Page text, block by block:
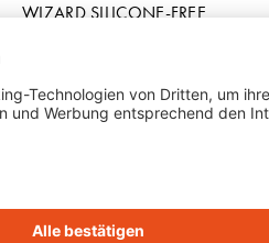
WIZARD SILICONE-FREE
ANSEHEN